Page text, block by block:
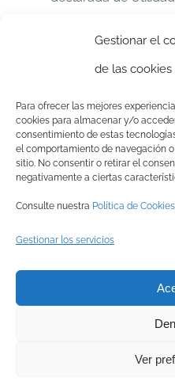
Gestionar el
de las cookies
Para ofrecer las mejores
cookies para almacenar y/o
consentimiento de estas
el comportamiento de navegación
sitio. No consentir o retirar el
negativamente a ciertas
Consulte nuestra Política de Cookies
Gestionar los servicios
Ver
Apoya nuestros
Canal